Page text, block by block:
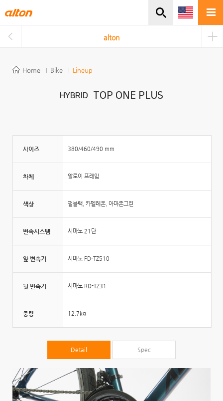
alton
Home Bike Lineup
HYBRID TOP ONE PLUS
사이즈 380/460/490 mm
차체 알로이 프레임
색상 펄블랙, 카멜레온, 아마존그린
변속시스템 시마노 21단
앞 변속기 시마노 FD-TZ510
뒷 변속기 시마노 RD-TZ31
중량 12.7kg
Detail Spec